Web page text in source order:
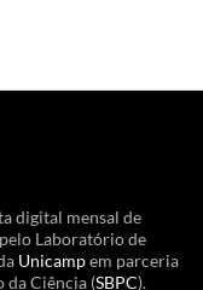
digital mensal de
Laboratório de
Unicampem parceria
da Ciência (SBPC).